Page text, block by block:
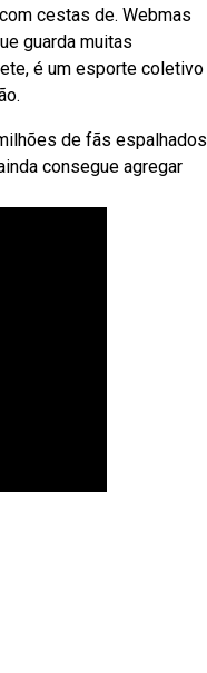
cestas de. Webmas
guarda muitas
é um esporte coletivo
de fãs espalhados
consegue agregar